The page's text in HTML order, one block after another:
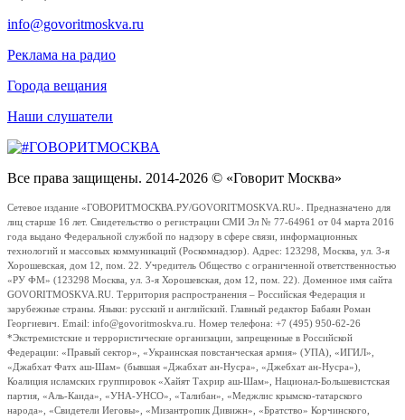
info@govoritmoskva.ru
Реклама на радио
Города вещания
Наши слушатели
Все права защищены. 2014-2026 © «Говорит Москва»
Сетевое издание «ГОВОРИТМОСКВА.РУ/GOVORITMOSKVA.RU». Предназначено для
лиц старше 16 лет. Свидетельство о регистрации СМИ Эл № 77-64961 от 04 марта 2016
года выдано Федеральной службой по надзору в сфере связи, информационных
технологий и массовых коммуникаций (Роскомнадзор). Адрес: 123298, Москва, ул. 3-я
Хорошевская, дом 12, пом. 22. Учредитель Общество с ограниченной ответственностью
«РУ ФМ» (123298 Москва, ул. 3-я Хорошевская, дом 12, пом. 22). Доменное имя сайта
GOVORITMOSKVA.RU. Территория распространения – Российская Федерация и
зарубежные страны. Языки: русский и английский. Главный редактор Бабаян Роман
Георгиевич. Email: info@govoritmoskva.ru. Номер телефона: +7 (495) 950-62-26
*Экстремистские и террористические организации, запрещенные в Российской
Федерации: «Правый сектор», «Украинская повстанческая армия» (УПА), «ИГИЛ»,
«Джабхат Фатх аш-Шам» (бывшая «Джабхат ан-Нусра», «Джебхат ан-Нусра»),
Коалиция исламских группировок «Хайят Тахрир аш-Шам», Национал-Большевистская
партия, «Аль-Каида», «УНА-УНСО», «Талибан», «Меджлис крымско-татарского
народа», «Свидетели Иеговы», «Мизантропик Дивижн», «Братство» Корчинского,